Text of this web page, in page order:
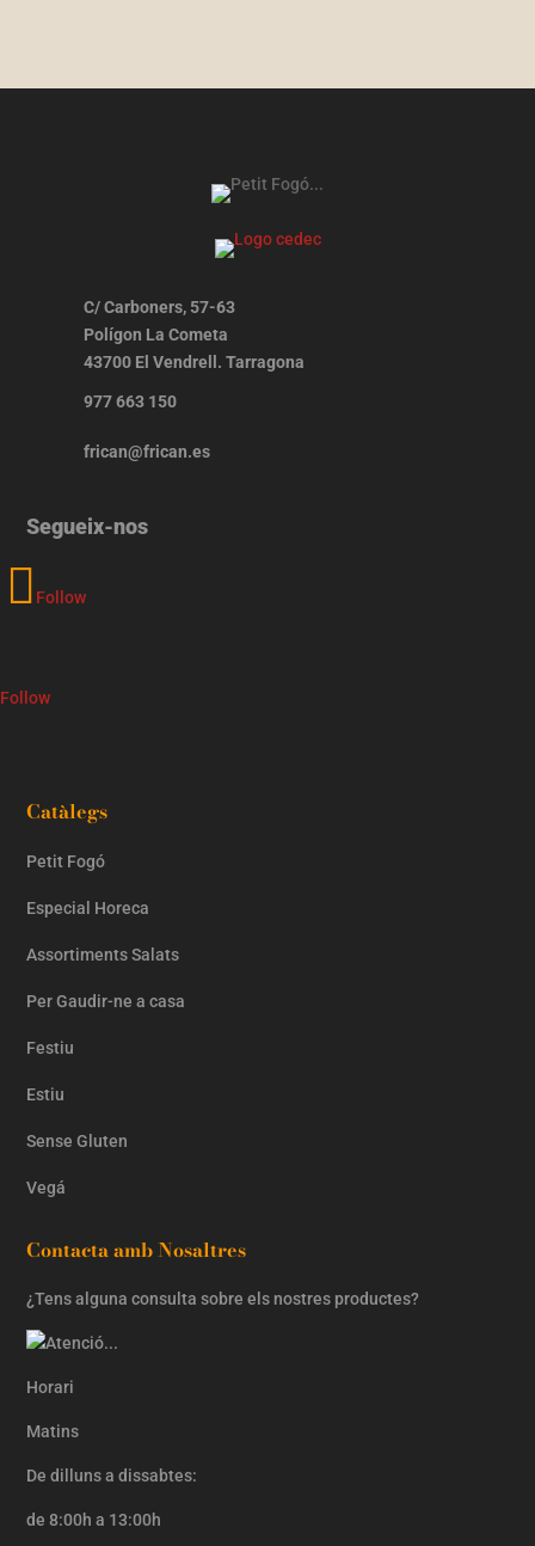
C/ Carboners, 57-63
Polígon La Cometa
43700 El Vendrell. Tarragona
977 663 150
frican@frican.es
Segueix-nos
Follow
Follow
Catàlegs
Petit Fogó
Especial Horeca
Assortiments Salats
Per Gaudir-ne a casa
Festiu
Estiu
Sense Gluten
Vegá
Contacta amb Nosaltres
¿Tens alguna consulta sobre els nostres productes?
Horari
Matins
De dilluns a dissabtes:
de 8:00h a 13:00h